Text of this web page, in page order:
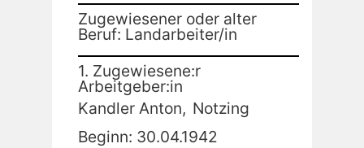
Zugewiesener oder alter
Beruf: Landarbeiter/in
1. Zugewiesene:r
Arbeitgeber:in
Kandler Anton, Notzing
Beginn: 30.04.1942